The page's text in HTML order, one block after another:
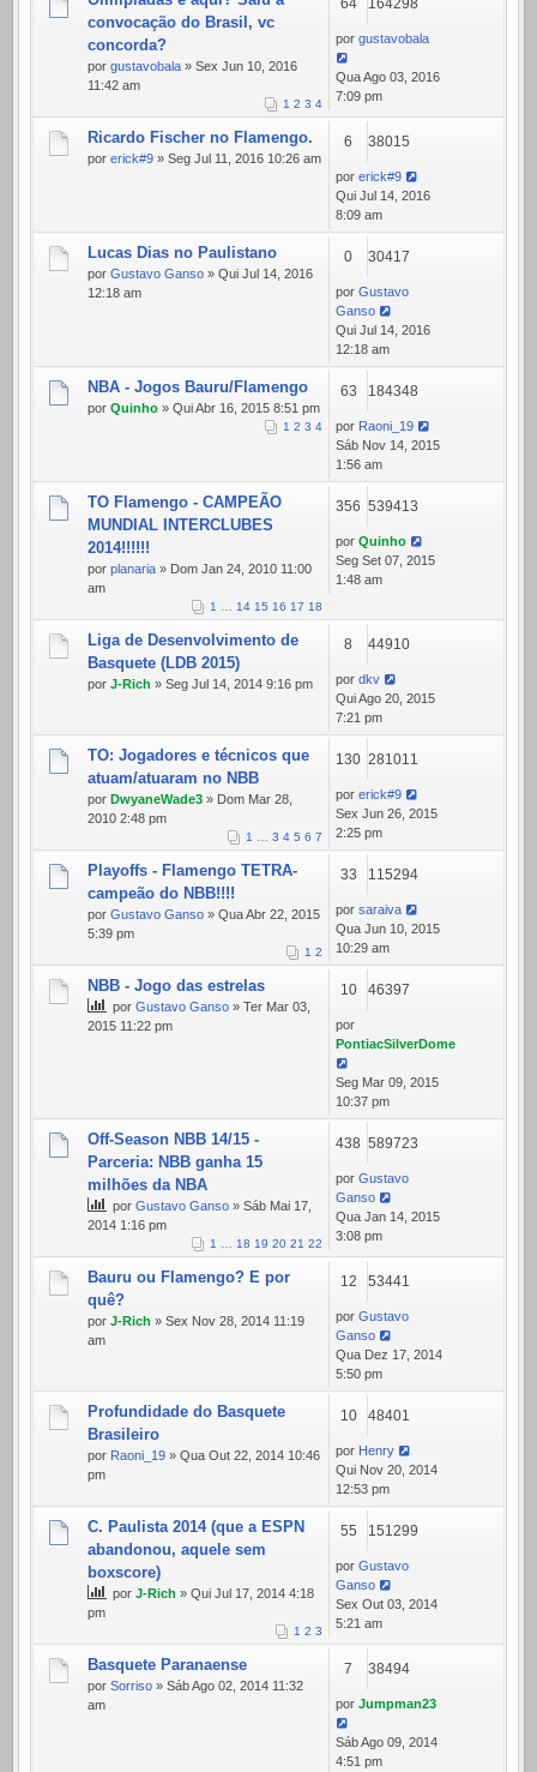
convocação do Brasil, vc
concorda?
por gustavobala » Sex Jun 10, 2016
11:42 am
1 2 3 4
64 164298
por gustavobala
Qua Ago 03, 2016
7:09 pm
Ricardo Fischer no Flamengo.
por erick#9 » Seg Jul 11, 2016 10:26 am
6 38015
por erick#9
Qui Jul 14, 2016
8:09 am
Lucas Dias no Paulistano
por Gustavo Ganso » Qui Jul 14, 2016
12:18 am
0 30417
por Gustavo
Ganso
Qui Jul 14, 2016
12:18 am
NBA - Jogos Bauru/Flamengo
por Quinho » Qui Abr 16, 2015 8:51 pm
1 2 3 4
63 184348
por Raoni_19
Sáb Nov 14, 2015
1:56 am
TO Flamengo - CAMPEÃO
MUNDIAL INTERCLUBES
2014!!!!!!
por planaria » Dom Jan 24, 2010 11:00
am
1 … 14 15 16 17 18
356 539413
por Quinho
Seg Set 07, 2015
1:48 am
Liga de Desenvolvimento de
Basquete (LDB 2015)
por J-Rich » Seg Jul 14, 2014 9:16 pm
8 44910
por dkv
Qui Ago 20, 2015
7:21 pm
TO: Jogadores e técnicos que
atuam/atuaram no NBB
por DwyaneWade3 » Dom Mar 28,
2010 2:48 pm
1 … 3 4 5 6 7
130 281011
por erick#9
Sex Jun 26, 2015
2:25 pm
Playoffs - Flamengo TETRA-
campeão do NBB!!!!
por Gustavo Ganso » Qua Abr 22, 2015
5:39 pm
1 2
33 115294
por saraiva
Qua Jun 10, 2015
10:29 am
NBB - Jogo das estrelas
por Gustavo Ganso » Ter Mar 03,
2015 11:22 pm
10 46397
por
PontiacSilverDome
Seg Mar 09, 2015
10:37 pm
Off-Season NBB 14/15 -
Parceria: NBB ganha 15
milhões da NBA
por Gustavo Ganso » Sáb Mai 17,
2014 1:16 pm
1 … 18 19 20 21 22
438 589723
por Gustavo
Ganso
Qua Jan 14, 2015
3:08 pm
Bauru ou Flamengo? E por
quê?
por J-Rich » Sex Nov 28, 2014 11:19
am
12 53441
por Gustavo
Ganso
Qua Dez 17, 2014
5:50 pm
Profundidade do Basquete
Brasileiro
por Raoni_19 » Qua Out 22, 2014 10:46
pm
10 48401
por Henry
Qui Nov 20, 2014
12:53 pm
C. Paulista 2014 (que a ESPN
abandonou, aquele sem
boxscore)
por J-Rich » Qui Jul 17, 2014 4:18
pm
1 2 3
55 151299
por Gustavo
Ganso
Sex Out 03, 2014
5:21 am
Basquete Paranaense
por Sorriso » Sáb Ago 02, 2014 11:32
am
7 38494
por Jumpman23
Sáb Ago 09, 2014
4:51 pm